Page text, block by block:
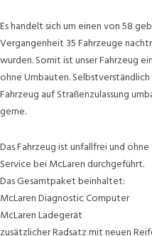
Es handelt sich um einen von 58
Vergangenheit 35 Fahrzeuge
wurden. Somit ist unser Fahrzeug
ohne Umbauten.
Fahrzeug auf Straßenzulassung
gerne.
Das Fahrzeug ist unfallfrei und
Service bei McLaren durchgeführt.
Das Gesamtpaket beinhaltet:
McLaren Diagnostic Computer
McLaren Ladegerät
zusätzlicher Radsatz mit neuen